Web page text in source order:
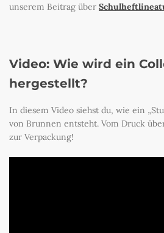
unserem Beitrag über
Video: Wie wird ein
hergestellt?
In diesem Video siehst du, wie ein
von Brunnen entsteht. Vom Druck
zur Verpackung!